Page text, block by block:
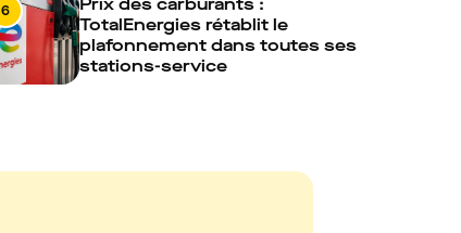
6
TotalEnergies rétablit le
plafonnement dans toutes ses
stations-service